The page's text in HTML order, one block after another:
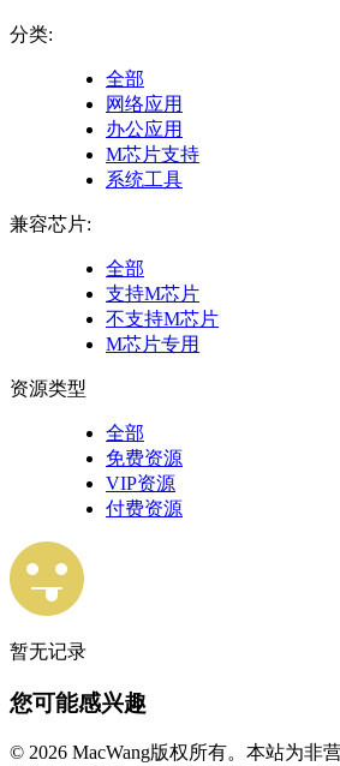
分类:
全部
网络应用
办公应用
M芯片支持
系统工具
兼容芯片:
全部
支持M芯片
不支持M芯片
M芯片专用
资源类型
全部
免费资源
VIP资源
付费资源
暂无记录
您可能感兴趣
© 2026 MacWang版权所有。本站为非